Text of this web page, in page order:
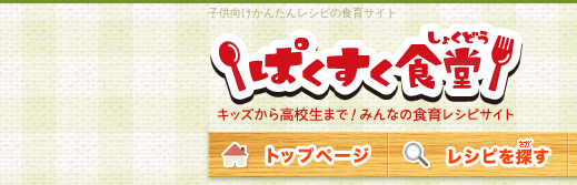
子供向けかんたんレシピの食育サイト